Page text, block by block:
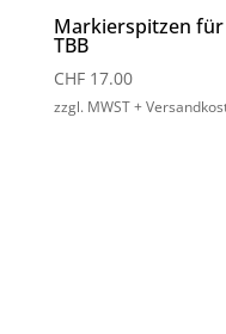
Markierspitzen
TBB
CHF17.00
zzgl. MWST +